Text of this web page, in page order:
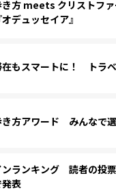
方 meets クリストフ
デュッセイア』
在もスマートに！ トラ
方アワード みんなで選
ンランキング 読者の投
表